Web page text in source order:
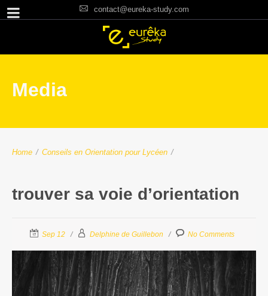
contact@eureka-study.com
Media
Home / Conseils en Orientation pour Lycéen /
trouver sa voie d’orientation
Sep 12 Delphine de Guillebon No Comments